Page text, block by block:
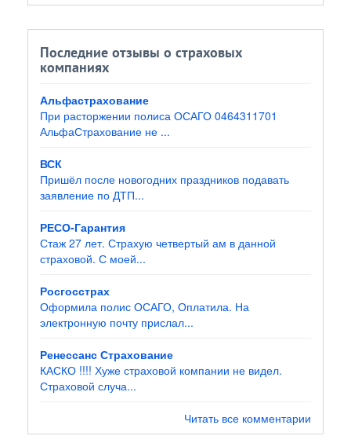
Последние отзывы о страховых
компаниях
Альфастрахование
При расторжении полиса ОСАГО 0464311701
АльфаСтрахование не ...
ВСК
Пришёл после новогодних праздников подавать
заявление по ДТП...
РЕСО-Гарантия
Стаж 27 лет. Страхую четвертый ам в данной
страховой. С моей...
Росгосстрах
Оформила полис ОСАГО, Оплатила. На
электронную почту прислал...
Ренессанс Страхование
КАСКО !!!! Хуже страховой компании не видел.
Страховой случа...
Читать все комментарии